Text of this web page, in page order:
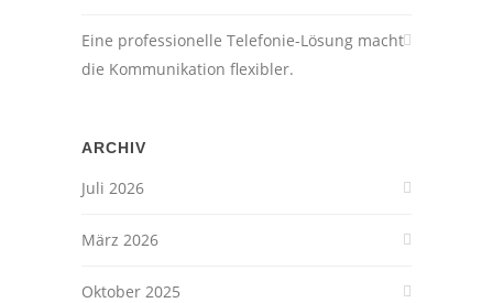
Eine professionelle Telefonie-Lösung macht
die Kommunikation flexibler.
ARCHIV
Juli 2026
März 2026
Oktober 2025